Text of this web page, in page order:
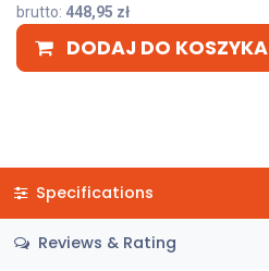
brutto: 448,95 zł
DODAJ DO KOSZYKA
Specifications
Reviews & Rating